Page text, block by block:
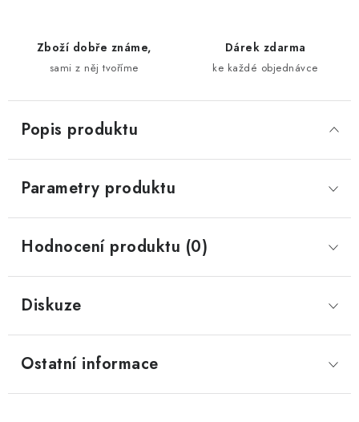
Zboží dobře známe,
sami z něj tvoříme
Dárek zdarma
ke každé objednávce
Popis produktu
Parametry produktu
Hodnocení produktu (0)
Diskuze
Ostatní informace